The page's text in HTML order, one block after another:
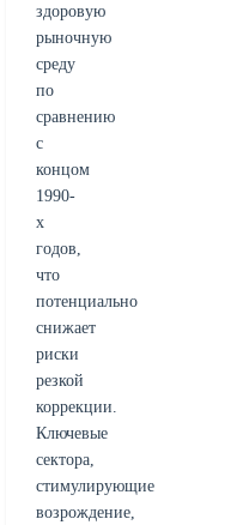
здоровую
рыночную
среду
по
сравнению
с
концом
1990-
х
годов,
что
потенциально
снижает
риски
резкой
коррекции.
Ключевые
сектора,
стимулирующие
возрождение,